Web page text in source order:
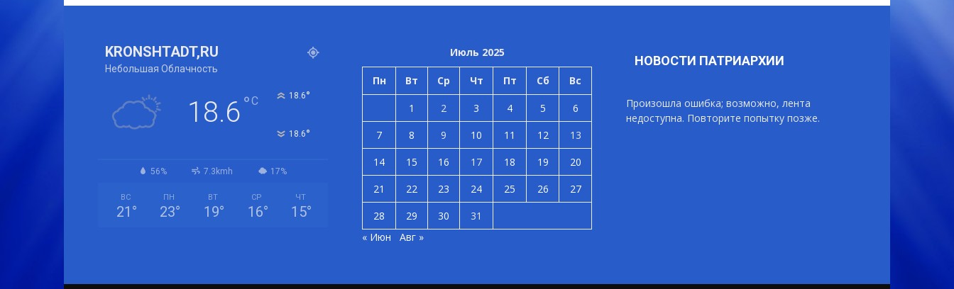
KRONSHTADT,RU
Небольшая Облачность
18.6°C 18.6°
18.6°
56% 7.3kmh 17%
ВС
21 °
ПН
23°
ВТ
19°
СР
16°
ЧТ
15°
Июль 2025
Пн Вт Ср Чт Пт Сб Вс
1 2 3 4 5
6
7
8 9 10 11 12
13
14
15 16 17 18 19
20
21
22 23 24 25 26
27
28
29 30
31
« Июн
Авг »
НОВОСТИ ПАТРИАРХИИ
Произошла ошибка; возможно, лента
недоступна. Повторите попытку позже.